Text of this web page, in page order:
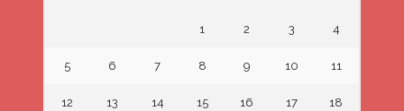
1 2 3 4
5 6 7 8 9 10 11
12 13 14 15 16 17 18